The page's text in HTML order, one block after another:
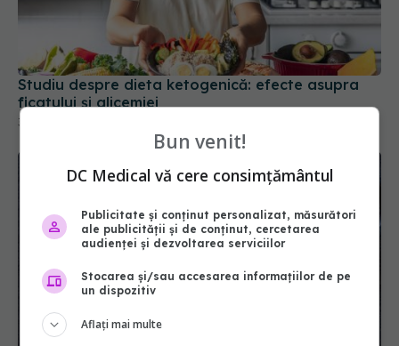
Studiu despre dieta ketogenică: efecte asupra
ficatului și glicemiei
31 ian 2026, 17:30
decât cea mediteraneană
Bun venit!
DC Medical vă cere consimțământul
Publicitate și conținut personalizat, măsurători
ale publicității și de conținut, cercetarea
audienței și dezvoltarea serviciilor
Stocarea și/sau accesarea informațiilor de pe
un dispozitiv
Aflați mai multe